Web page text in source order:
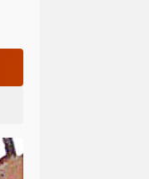
Wabup Deli Serdang Lantik 25 Pejabat, Tekankan Pelayanan Publik yang Cepat dan Humanis